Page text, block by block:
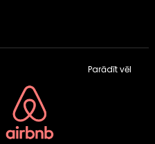
Parādīt vēl